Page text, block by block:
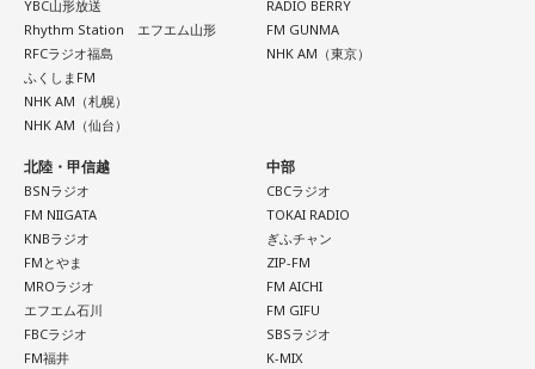
YBC山形放送
Rhythm Station エフエム山形
RFCラジオ福島
ふくしまFM
NHK AM（札幌）
NHK AM（仙台）
RADIO BERRY
FM GUNMA
NHK AM（東京）
北陸・甲信越
BSNラジオ
FM NIIGATA
KNBラジオ
FMとやま
MROラジオ
エフエム石川
FBCラジオ
FM福井
中部
CBCラジオ
TOKAI RADIO
ぎふチャン
ZIP-FM
FM AICHI
FM GIFU
SBSラジオ
K-MIX